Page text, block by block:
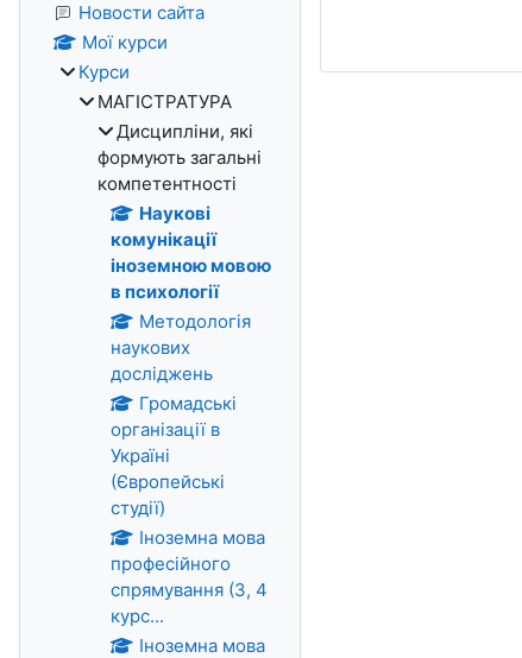
Новости сайта
Мої курси
Курси
МАГІСТРАТУРА
Дисципліни, які
формують загальні
компетентності
Наукові
комунікації
іноземною мовою
в психології
Методологія
наукових
досліджень
Громадські
організації в
Україні
(Європейські
студії)
Іноземна мова
професійного
спрямування (3, 4
курс...
Іноземна мова